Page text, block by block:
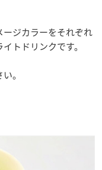
ジカラーをそれぞれ
トドリンクです。
。